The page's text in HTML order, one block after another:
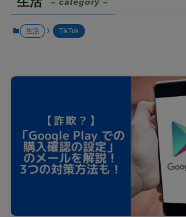
– category –
生活 TikTok